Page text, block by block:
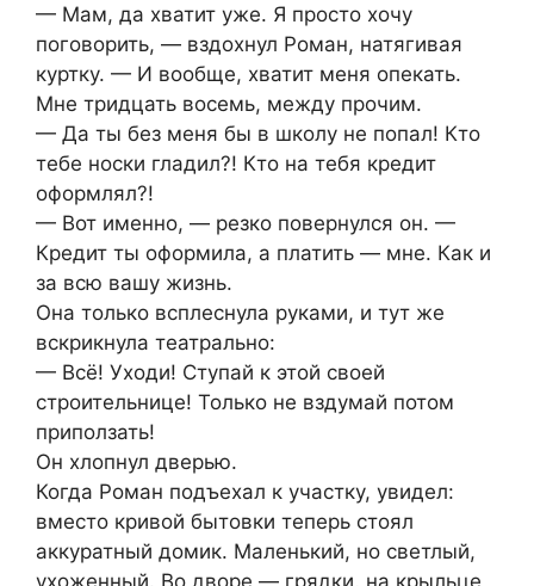
— Мам, да хватит уже. Я просто хочу
поговорить, — вздохнул Роман, натягивая
куртку. — И вообще, хватит меня опекать.
Мне тридцать восемь, между прочим.
— Да ты без меня бы в школу не попал! Кто
тебе носки гладил?! Кто на тебя кредит
оформлял?!
— Вот именно, — резко повернулся он. —
Кредит ты оформила, а платить — мне. Как и
за всю вашу жизнь.
Она только всплеснула руками, и тут же
вскрикнула театрально:
— Всё! Уходи! Ступай к этой своей
строительнице! Только не вздумай потом
приползать!
Он хлопнул дверью.
Когда Роман подъехал к участку, увидел:
вместо кривой бытовки теперь стоял
аккуратный домик. Маленький, но светлый,
ухоженный. Во дворе — грядки, на крыльце